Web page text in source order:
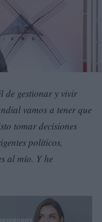
de gestionar y vivir
vamos a tener que
tomar decisiones
políticos,
al mío. Y he